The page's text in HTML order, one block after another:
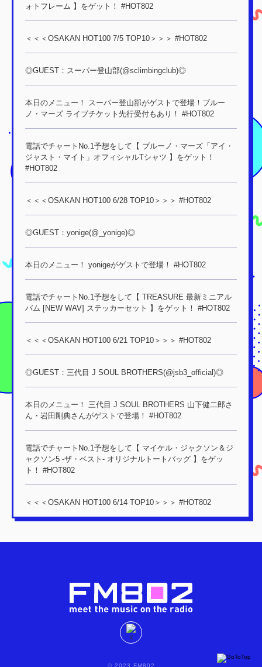
ォトフレーム 】をゲット！ #HOT802
＜＜＜OSAKAN HOT100 7/5 TOP10＞＞＞ #HOT802
◎GUEST：スーパー登山部(@sclimbingclub)◎
本日のメニュー！ スーパー登山部がゲストで登場！ブルー
ノ・マーズ ライブチケット先行受付もあり！ #HOT802
電話でチャートNo.1予想をして【 ブルーノ・マーズ「アイ・
ジャスト・マイト」オフィシャルTシャツ 】をゲット！
#HOT802
＜＜＜OSAKAN HOT100 6/28 TOP10＞＞＞ #HOT802
◎GUEST：yonige(@_yonige)◎
本日のメニュー！ yonigeがゲストで登場！ #HOT802
電話でチャートNo.1予想をして【 TREASURE 最新ミニアル
バム [NEW WAV] ステッカーセット 】をゲット！ #HOT802
＜＜＜OSAKAN HOT100 6/21 TOP10＞＞＞ #HOT802
◎GUEST：三代目 J SOUL BROTHERS(@jsb3_official)◎
本日のメニュー！ 三代目 J SOUL BROTHERS 山下健二郎さ
ん・岩田剛典さんがゲストで登場！ #HOT802
電話でチャートNo.1予想をして【 マイケル・ジャクソン＆ジ
ャクソン5 -ザ・ベスト- オリジナルトートバッグ 】をゲッ
ト！ #HOT802
＜＜＜OSAKAN HOT100 6/14 TOP10＞＞＞ #HOT802
© 2023 FM802